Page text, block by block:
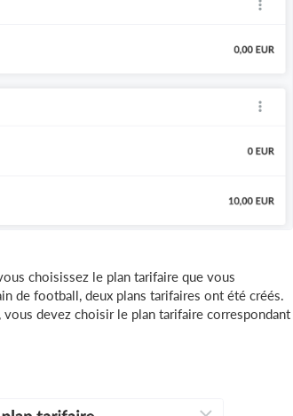
choisissez le plan tarifaire que vous
de football, deux plans tarifaires ont été créés.
devez choisir le plan tarifaire correspondant